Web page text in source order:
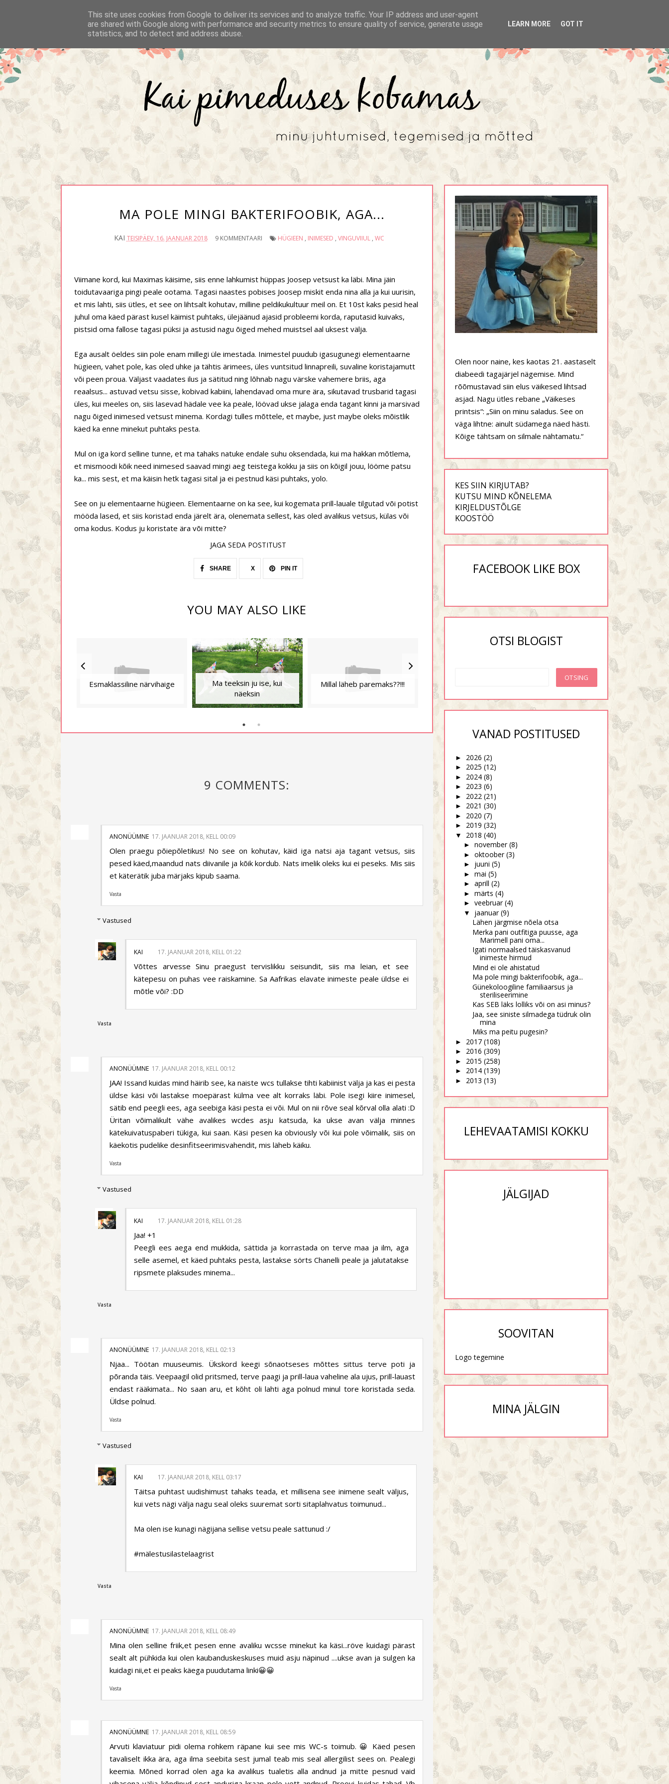
MA POLE MINGI BAKTERIFOOBIK, AGA...
KAI TEISIPÄEV, 16. JAANUAR 2018 9 KOMMENTAARI HÜGIEEN , INIMESED , VINGUVIIUL, WC
Viimane kord, kui Maximas käisime, siis enne lahkumist hüppas Joosep vetsust ka läbi. Mina jäin
toidutavaariga pingi peale ootama. Tagasi naastes pobises Joosep miskit enda nina alla ja kui uurisin,
et mis lahti, siis ütles, et see on lihtsalt kohutav, milline peldikukultuur meil on. Et 10st kaks pesid heal
juhul oma käed pärast kusel käimist puhtaks, ülejäänud ajasid probleemi korda, raputasid kuivaks,
pistsid oma fallose tagasi püksi ja astusid nagu õiged mehed muistsel aal uksest välja.
Ega ausalt öeldes siin pole enam millegi üle imestada. Inimestel puudub igasugunegi elementaarne
hügieen, vahet pole, kas oled uhke ja tähtis ärimees, üles vuntsitud linnapreili, suvaline koristajamutt
või peen proua. Väljast vaadates ilus ja sätitud ning lõhnab nagu värske vahemere briis, aga
reaalsus... astuvad vetsu sisse, kobivad kabiini, lahendavad oma mure ära, sikutavad trusbarid tagasi
üles, kui meeles on, siis lasevad hädale vee ka peale, löövad ukse jalaga enda tagant kinni ja marsivad
nagu õiged inimesed vetsust minema. Kordagi tulles mõttele, et maybe, just maybe oleks mõistlik
käed ka enne minekut puhtaks pesta.
Mul on iga kord selline tunne, et ma tahaks natuke endale suhu oksendada, kui ma hakkan mõtlema,
et mismoodi kõik need inimesed saavad mingi aeg teistega kokku ja siis on kõigil jouu, lööme patsu
ka... mis sest, et ma käisin hetk tagasi sital ja ei pestnud käsi puhtaks, yolo.
See on ju elementaarne hügieen. Elementaarne on ka see, kui kogemata prill-lauale tilgutad või potist
mööda lased, et siis koristad enda järelt ära, olenemata sellest, kas oled avalikus vetsus, külas või
oma kodus. Kodus ju koristate ära või mitte?
JAGA SEDA POSTITUST
SHARE X PIN IT
YOU MAY ALSO LIKE
Esmaklassiline närvihaige
Ma teeksin ju ise, kui
näeksin
Millal läheb paremaks??!!!
Ajasin kogemata Joosepi
Ma ei ole üldse
9 COMMENTS:
ANONÜÜMNE 17. JAANUAR 2018, KELL 00:09
Olen praegu põiepõletikus! No see on kohutav, käid iga natsi aja tagant vetsus, siis
pesed käed,maandud nats diivanile ja kõik kordub. Nats imelik oleks kui ei peseks. Mis siis
et käterätik juba märjaks kipub saama.
Vasta
Vastused
KAI 17. JAANUAR 2018, KELL 01:22
Võttes arvesse Sinu praegust tervislikku seisundit, siis ma leian, et see
kätepesu on puhas vee raiskamine. Sa Aafrikas elavate inimeste peale üldse ei
mõtle või? :DD
Vasta
ANONÜÜMNE 17. JAANUAR 2018, KELL 00:12
JAA! Issand kuidas mind häirib see, ka naiste wcs tullakse tihti kabiinist välja ja kas ei pesta
üldse käsi või lastakse moepärast külma vee alt korraks läbi. Pole isegi kiire inimesel,
sätib end peegli ees, aga seebiga käsi pesta ei või. Mul on nii rõve seal kõrval olla alati :D
Üritan võimalikult vähe avalikes wcdes asju katsuda, ka ukse avan välja minnes
kätekuivatuspaberi tükiga, kui saan. Käsi pesen ka obviously või kui pole võimalik, siis on
käekotis pudelike desinfitseerimisvahendit, mis läheb käiku.
Vasta
Vastused
KAI 17. JAANUAR 2018, KELL 01:28
Jaa! +1
Peegli ees aega end mukkida, sättida ja korrastada on terve maa ja ilm, aga
selle asemel, et käed puhtaks pesta, lastakse sörts Chanelli peale ja jalutatakse
ripsmete plaksudes minema...
Vasta
ANONÜÜMNE 17. JAANUAR 2018, KELL 02:13
Njaa... Töötan muuseumis. Ükskord keegi sõnaotseses mõttes sittus terve poti ja
põranda täis. Veepaagil olid pritsmed, terve paagi ja prill-laua vaheline ala ujus, prill-lauast
endast rääkimata... No saan aru, et kõht oli lahti aga polnud minul tore koristada seda.
Üldse polnud.
Vasta
Vastused
KAI 17. JAANUAR 2018, KELL 03:17
Täitsa puhtast uudishimust tahaks teada, et millisena see inimene sealt väljus,
kui vets nägi välja nagu seal oleks suuremat sorti sitaplahvatus toimunud...
Ma olen ise kunagi nägijana sellise vetsu peale sattunud :/
#mälestusilastelaagrist
Vasta
ANONÜÜMNE 17. JAANUAR 2018, KELL 08:49
Mina olen selline friik,et pesen enne avaliku wcsse minekut ka käsi...röve kuidagi pärast
sealt alt pühkida kui olen kaubanduskeskuses muid asju näpinud ....ukse avan ja sulgen ka
kuidagi nii,et ei peaks käega puudutama linki😀😀
Vasta
ANONÜÜMNE 17. JAANUAR 2018, KELL 08:59
Arvuti klaviatuur pidi olema rohkem räpane kui see mis WC-s toimub. 😀 Käed pesen
tavaliselt ikka ära, aga ilma seebita sest jumal teab mis seal allergilist sees on. Pealegi
keemia. Mõned korrad olen aga ka avalikus tualetis alla andnud ja mitte pesnud vaid
Olen noor naine, kes kaotas 21. aastaselt
diabeedi tagajärjel nägemise. Mind
rõõmustavad siin elus väikesed lihtsad
asjad. Nagu ütles rebane „Väikeses
printsis“: „Siin on minu saladus. See on
väga lihtne: ainult südamega näed hästi.
Kõige tähtsam on silmale nähtamatu.“
KES SIIN KIRJUTAB?
KUTSU MIND KÕNELEMA
KIRJELDUSTÕLGE
KOOSTÖÖ
FACEBOOK LIKE BOX
OTSI BLOGIST
VANAD POSTITUSED
► 2026 (2)
► 2025 (12)
► 2024 (8)
► 2023 (6)
► 2022 (21)
► 2021 (30)
► 2020 (7)
► 2019 (32)
▼ 2018 (40)
► november (8)
► oktoober (3)
► juuni (5)
► mai (5)
► aprill (2)
► märts (4)
► veebruar (4)
▼ jaanuar (9)
Lähen järgmise nõela otsa
Merka pani outfitiga puusse, aga
Marimell pani oma...
Igati normaalsed täiskasvanud
inimeste hirmud
Mind ei ole ahistatud
Ma pole mingi bakterifoobik, aga...
Günekoloogiline familiaarsus ja
steriliseerimine
Kas SEB läks lolliks või on asi minus?
Jaa, see siniste silmadega tüdruk olin
mina
Miks ma peitu pugesin?
► 2017 (108)
► 2016 (309)
► 2015 (258)
► 2014 (139)
► 2013 (13)
LEHEVAATAMISI KOKKU
JÄLGIJAD
SOOVITAN
Logo tegemine
MINA JÄLGIN
This site uses cookies from Google to deliver its services and to analyze traffic. Your IP address and user-agent
are shared with Google along with performance and security metrics to ensure quality of service, generate usage
statistics, and to detect and address abuse.
LEARN MORE GOT IT